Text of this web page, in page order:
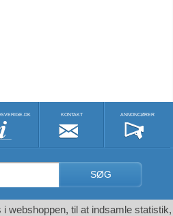
KONTAKT ANNONCØRER
SØG
webshoppen, til at indsamle statistik,